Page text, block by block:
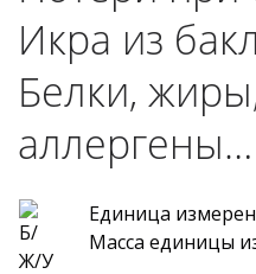
Икра из
Белки,
аллергены…
Единица
Масса единицы